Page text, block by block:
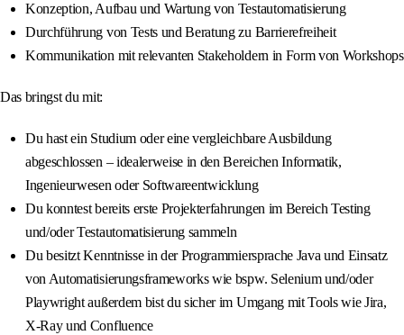
Konzeption, Aufbau und Wartung von Testautomatisierung
Durchführung von Tests und Beratung zu Barrierefreiheit
Kommunikation mit relevanten Stakeholdern in Form von Workshops
Das bringst du mit:
Du hast ein Studium oder eine vergleichbare Ausbildung
abgeschlossen – idealerweise in den Bereichen Informatik,
Ingenieurwesen oder Softwareentwicklung
Du konntest bereits erste Projekterfahrungen im Bereich Testing
und/oder Testautomatisierung sammeln
Du besitzt Kenntnisse in der Programmiersprache Java und Einsatz
von Automatisierungsframeworks wie bspw. Selenium und/oder
Playwright außerdem bist du sicher im Umgang mit Tools wie Jira,
X-Ray und Confluence